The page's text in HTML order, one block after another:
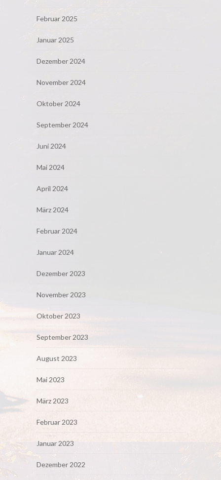
Februar 2025
Januar 2025
Dezember 2024
November 2024
Oktober 2024
September 2024
Juni 2024
Mai 2024
April 2024
März 2024
Februar 2024
Januar 2024
Dezember 2023
November 2023
Oktober 2023
September 2023
August 2023
Mai 2023
März 2023
Februar 2023
Januar 2023
Dezember 2022